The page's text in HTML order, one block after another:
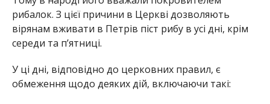
рибалок. З цієї причини в Церкві дозволяють
вірянам вживати в Петрів піст рибу в усі дні, крім
середи та п’ятниці.
У ці дні, відповідно до церковних правил, є
обмеження щодо деяких дій, включаючи такі: